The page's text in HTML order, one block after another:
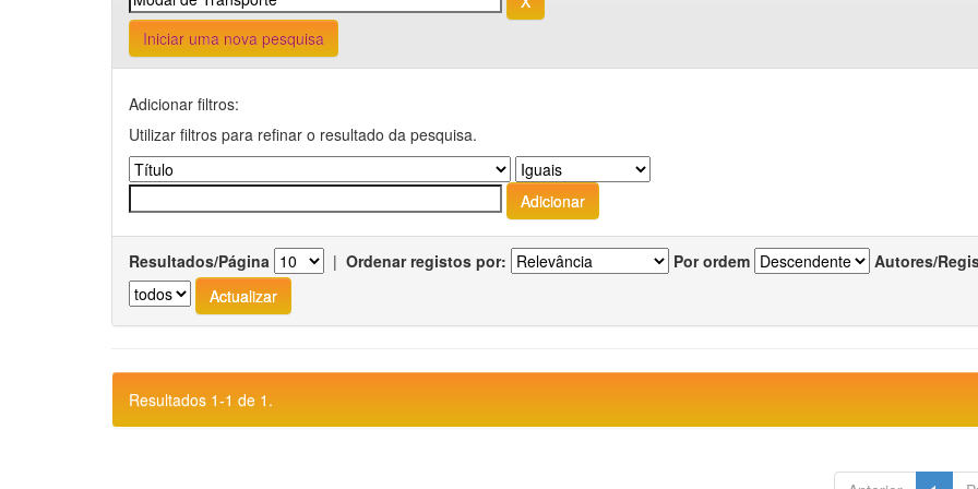
Iniciar uma nova pesquisa
Adicionar filtros:
Utilizar filtros para refinar o resultado da pesquisa.
Resultados/Página | Ordenar registos por: Por ordem Autores/
Resultados 1-1 de 1.